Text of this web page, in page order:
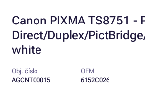
Canon PIXMA TS8751 -
Direct/Duplex/
white
Obj. číslo
AGCNT00015
OEM
6152C026